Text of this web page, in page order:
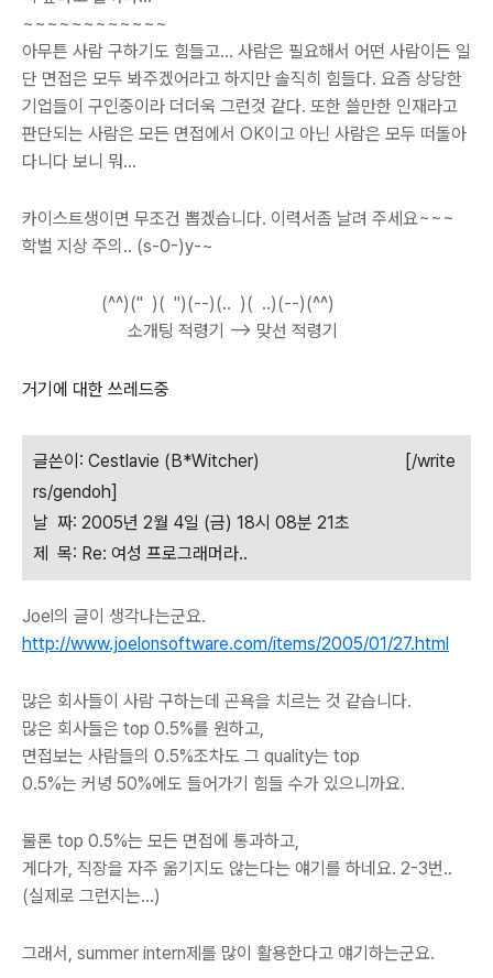
~~~~~~~~~~~~
아무튼 사람 구하기도 힘들고... 사람은 필요해서 어떤 사람이든 일
단 면접은 모두 봐주겠어라고 하지만 솔직히 힘들다. 요즘 상당한
기업들이 구인중이라 더더욱 그런것 같다. 또한 쓸만한 인재라고
판단되는 사람은 모든 면접에서 OK이고 아닌 사람은 모두 떠돌아
다니다 보니 뭐...
카이스트생이면 무조건 뽑겠습니다. 이력서좀 날려 주세요~~~
학벌 지상 주의.. (s-0-)y-~
(^^)(" )( ")(--)(.. )( ..)(--)(^^)
소개팅 적령기 --> 맞선 적령기
거기에 대한 쓰레드중
글쓴이: Cestlavie (B*Witcher) [/write
rs/gendoh]
날 짜: 2005년 2월 4일 (금) 18시 08분 21초
제 목: Re: 여성 프로그래머라..
Joel의 글이 생각나는군요.
http://www.joelonsoftware.com/items/2005/01/27.html
많은 회사들이 사람 구하는데 곤욕을 치르는 것 같습니다.
많은 회사들은 top 0.5%를 원하고,
면접보는 사람들의 0.5%조차도 그 quality는 top
0.5%는 커녕 50%에도 들어가기 힘들 수가 있으니까요.
물론 top 0.5%는 모든 면접에 통과하고,
게다가, 직장을 자주 옮기지도 않는다는 얘기를 하네요. 2-3번..
(실제로 그런지는...)
그래서, summer intern제를 많이 활용한다고 얘기하는군요.